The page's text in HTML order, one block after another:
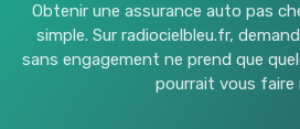
Obtenir une assurance auto pas
simple. Sur radiocielbleu.fr,
sans engagement ne prend que
pourrait vous faire